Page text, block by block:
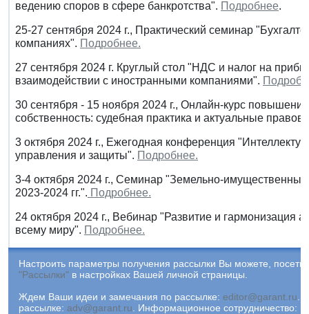
ведению споров в сфере банкротства". Подробнее.
25-27 сентября 2024 г., Практический семинар
компаниях". Подробнее.
27 сентября 2024 г. Круглый стол "НДС и налог на
взаимодействии с иностранными компаниями".
30 сентября - 15 ноября 2024 г., Онлайн-курс
собственность: судебная практика и актуальные
3 октября 2024 г., Ежегодная конференция
управления и защиты". Подробнее.
3-4 октября 2024 г., Cеминар "Земельно-
2023-2024 гг.". Подробнее.
24 октября 2024 г., Вебинар "Развитие и гармонизация
всему миру". Подробнее.
Настроить параметры получения рассылки Вы можете,
"Рассылки" в настройках Вашей личной страницы.
Ждем Ваши идеи и замечания по рассылке: editor@garant.ru
рассылке: adv@garant.ru Информационное сотрудничество: